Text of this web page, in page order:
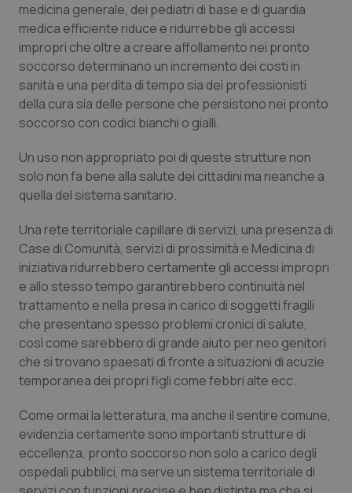
Tumori del Polmone & Testa Collo
Tumori gastrointestinali
Ulcera & Reflusso
Vaccini
medicina generale, dei pediatri di base e di guardia
medica efficiente riduce e ridurrebbe gli accessi
impropri che oltre a creare affollamento nei pronto
soccorso determinano un incremento dei costi in
sanità e una perdita di tempo sia dei professionisti
della cura sia delle persone che persistono nei pronto
soccorso con codici bianchi o gialli.
Un uso non appropriato poi di queste strutture non
solo non fa bene alla salute dei cittadini ma neanche a
quella del sistema sanitario.
Una rete territoriale capillare di servizi, una presenza di
Case di Comunità, servizi di prossimità e Medicina di
iniziativa ridurrebbero certamente gli accessi impropri
e allo stesso tempo garantirebbero continuità nel
trattamento e nella presa in carico di soggetti fragili
che presentano spesso problemi cronici di salute,
così come sarebbero di grande aiuto per neo genitori
che si trovano spaesati di fronte a situazioni di acuzie
temporanea dei propri figli come febbri alte ecc.
Come ormai la letteratura, ma anche il sentire comune,
evidenzia certamente sono importanti strutture di
eccellenza, pronto soccorso non solo a carico degli
ospedali pubblici, ma serve un sistema territoriale di